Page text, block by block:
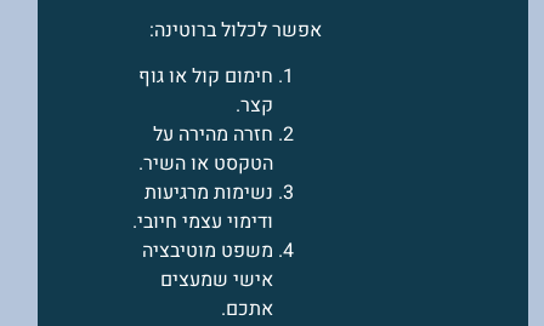
אפשר לכלול ברוטינה:
חימום קול או גוף
קצר.
חזרה מהירה על
הטקסט או השיר.
נשימות מרגיעות
ודימוי עצמי חיובי.
משפט מוטיבציה
אישי שמעצים
אתכם.